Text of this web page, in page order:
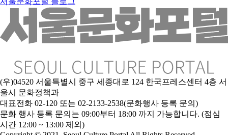
(우)04520 서울특별시 중구 세종대로 124 한국프레스센터 4층 서
울시 문화정책과
대표전화 02-120 또는 02-2133-2538(문화행사 등록 문의)
문화 행사 등록 문의는 09:00부터 18:00 까지 가능합니다. (점심
시간 12:00 ~ 13:00 제외)